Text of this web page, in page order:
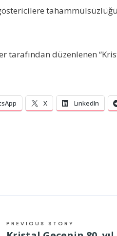
tarafından düzenlenen
X LinkedIn
PREVIOUS STORY